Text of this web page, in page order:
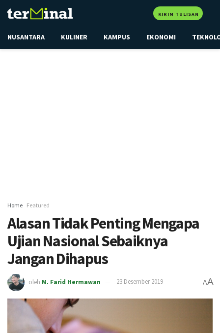
KIRIM TULISAN
NUSANTARA KULINER KAMPUS EKONOMI
Home Featured
Alasan Tidak Penting Mengapa
Ujian Nasional Sebaiknya
Jangan Dihapus
oleh M. Farid Hermawan 23 Desember 2019 AA